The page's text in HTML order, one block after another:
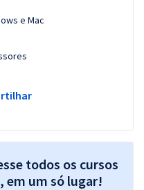
e Mac
todos os cursos
em um só lugar!